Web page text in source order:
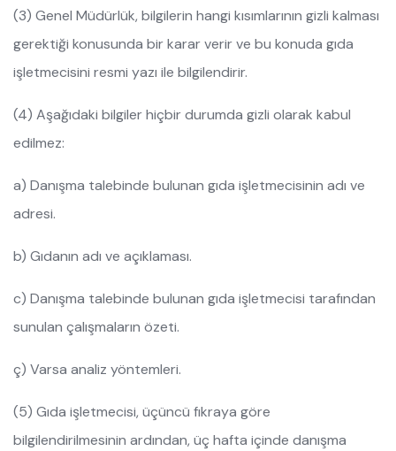
(3) Genel Müdürlük, bilgilerin hangi kısımlarının gizli kalması
gerektiği konusunda bir karar verir ve bu konuda gıda
işletmecisini resmi yazı ile bilgilendirir.
(4) Aşağıdaki bilgiler hiçbir durumda gizli olarak kabul
edilmez:
a) Danışma talebinde bulunan gıda işletmecisinin adı ve
adresi.
b) Gıdanın adı ve açıklaması.
c) Danışma talebinde bulunan gıda işletmecisi tarafından
sunulan çalışmaların özeti.
ç) Varsa analiz yöntemleri.
(5) Gıda işletmecisi, üçüncü fıkraya göre
bilgilendirilmesinin ardından, üç hafta içinde danışma